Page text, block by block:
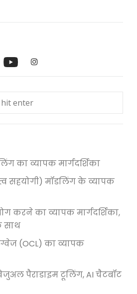
का व्यापक मार्गदर्शिका
सहयोगी) मॉडलिंग के व्यापक
करने का व्यापक मार्गदर्शिका,
साथ
(OCL) का व्यापक
पैराडाइम टूलिंग, AI चैटबॉट